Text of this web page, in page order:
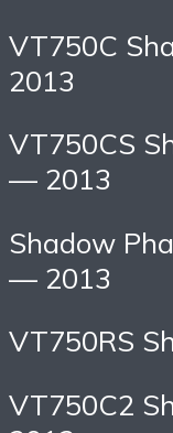
VT750C
2013
VT750CS
— 2013
Shadow
— 2013
VT750RS
VT750C2